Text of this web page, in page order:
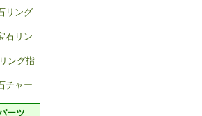
リング
石リン
ング指
チャー
ーツ